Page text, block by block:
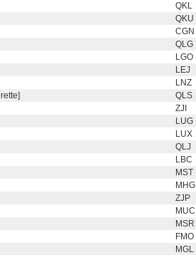
QKL
QKU
CGN
QLG
LGO
LEJ
LNZ
QLS
ZJI
LUG
LUX
QLJ
LBC
MST
MHG
ZJP
MUC
MSR
FMO
MGL